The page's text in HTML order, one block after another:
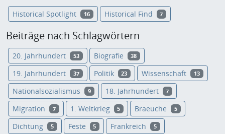
Historical Spotlight 16 Historical Find 7
Beiträge nach Schlagwörtern
20. Jahrhundert 53 Biografie 38
19. Jahrhundert 37 Politik 23 Wissenschaft 13
Nationalsozialismus 9 18. Jahrhundert 7
Migration 7 1. Weltkrieg 5 Braeuche 5
Dichtung 5 Feste 5 Frankreich 5